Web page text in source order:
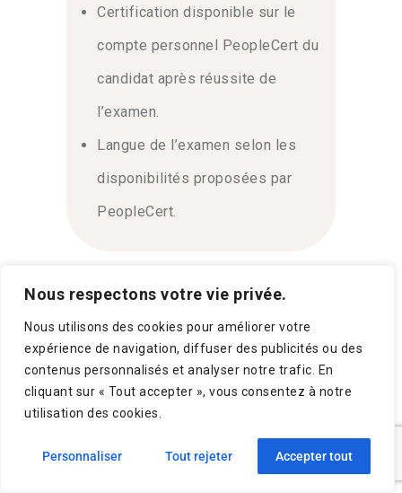
Nous respectons votre vie privée.
Nous utilisons des cookies pour améliorer votre
expérience de navigation, diffuser des publicités ou des
contenus personnalisés et analyser notre trafic. En
cliquant sur « Tout accepter », vous consentez à notre
utilisation des cookies.
Personnaliser Tout rejeter Accepter tout
Certification disponible sur le
compte personnel PeopleCert du
candidat après réussite de
l’examen.
Langue de l’examen selon les
disponibilités proposées par
PeopleCert.
Test de positionnement en début
de formation.
Évaluation continue via QCM,
exercices, échanges et mises en